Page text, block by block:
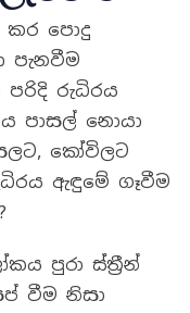
කර පොදු
පැනවීම
පරිදි රුධිරය
පාසල් නොයා
කෝවිලට
ඇඳුමේ ගෑවීම
පුරා ස්ත්‍රීන්
වීම නිසා